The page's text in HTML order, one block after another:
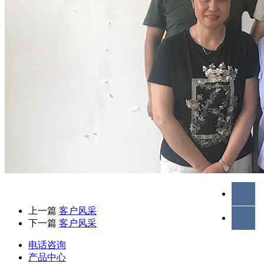
上一篇 客户风采
下一篇 客户风采
电话咨询
产品中心